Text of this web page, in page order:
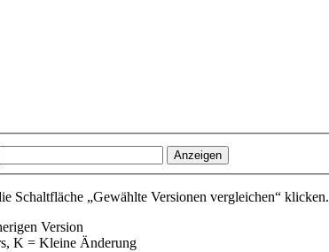
Schaltfläche „Gewählte Versionen vergleichen“ klicken.
Version
K = Kleine Änderung